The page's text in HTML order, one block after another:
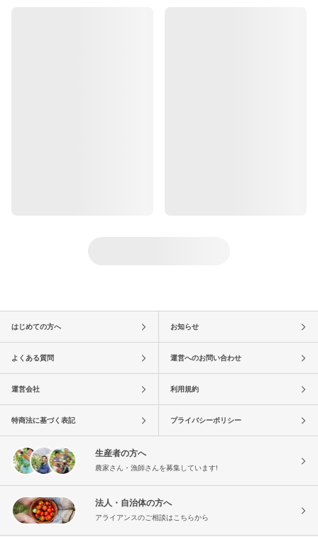
はじめての方へ お知らせ
よくある質問 運営へのお問い合わせ
運営会社 利用規約
特商法に基づく表記 プライバシーポリシー
生産者の方へ
農家さん・漁師さんを募集しています!
法人・自治体の方へ
アライアンスのご相談はこちらから